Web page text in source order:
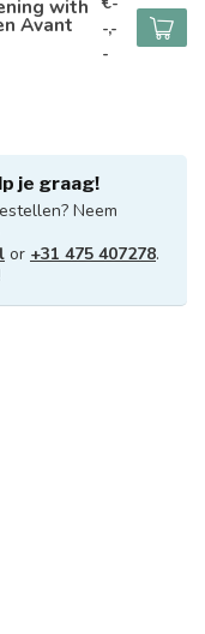
with
Avant
-,-
-
je graag!
Neem
or +31 475 407278.